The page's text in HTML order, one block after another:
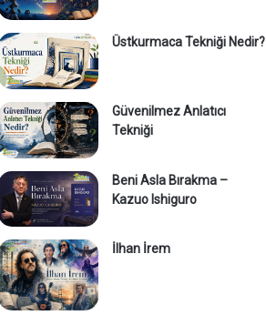
Üstkurmaca Tekniği Nedir?
Güvenilmez Anlatıcı
Tekniği
Beni Asla Bırakma –
Kazuo Ishiguro
İlhan İrem